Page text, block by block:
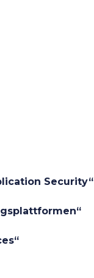
Security“